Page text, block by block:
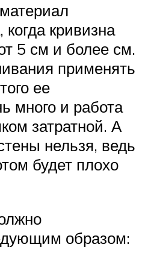
кривизна
5 см и более см.
применять
ее
много и работа
затратной. А
нельзя, ведь
будет плохо
образом: